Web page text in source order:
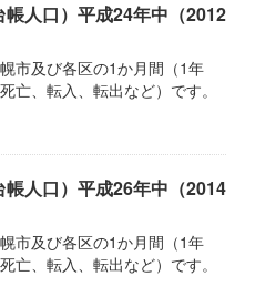
人口）平成24年中（2012
市及び各区の1か月間（1年
亡、転入、転出など）です。
人口）平成26年中（2014
市及び各区の1か月間（1年
亡、転入、転出など）です。